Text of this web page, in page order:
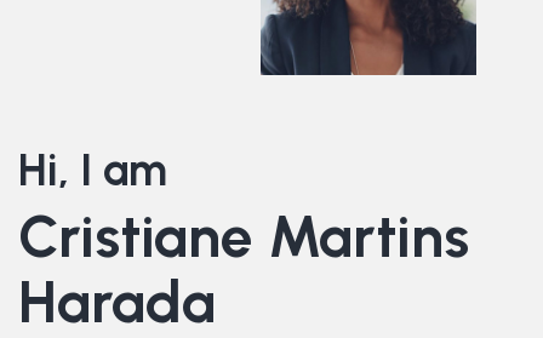
Hi, I am
Cristiane Martins
Harada